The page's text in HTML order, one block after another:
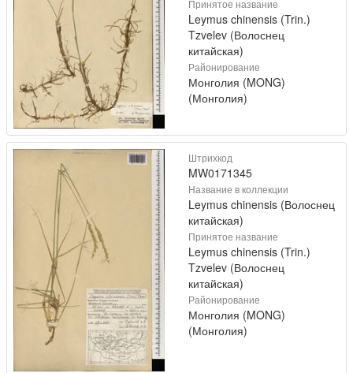
Принятое название
Leymus chinensis (Trin.)
Tzvelev (Волоснец
китайская)
Районирование
Монголия (MONG)
(Монголия)
Штрихкод
MW0171345
Название в коллекции
Leymus chinensis (Волоснец
китайская)
Принятое название
Leymus chinensis (Trin.)
Tzvelev (Волоснец
китайская)
Районирование
Монголия (MONG)
(Монголия)